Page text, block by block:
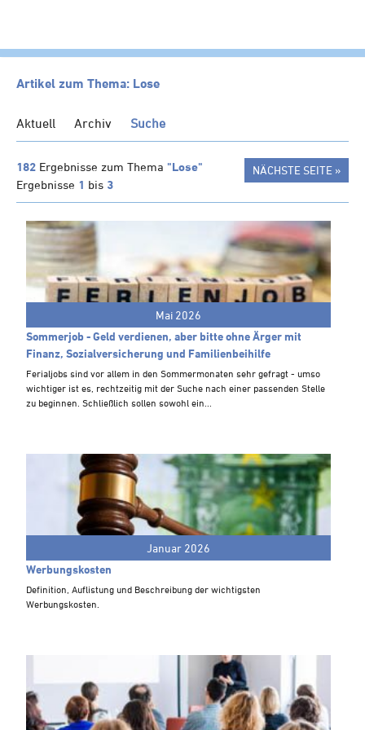
LEISTUNGEN
SERVICE
Ärzte-Info
Gastronomie-Info
Vermieter-Info
Landwirte-Info
Steuern A-Z
Artikel zum Thema: Lose
Aktuell Archiv Suche
182 Ergebnisse zum Thema "Lose"
Ergebnisse 1 bis 3
NÄCHSTE SEITE »
Mai 2026
Sommerjob - Geld verdienen, aber bitte ohne Ärger mit
Finanz, Sozialversicherung und Familienbeihilfe
Ferialjobs sind vor allem in den Sommermonaten sehr gefragt - umso
wichtiger ist es, rechtzeitig mit der Suche nach einer passenden Stelle
zu beginnen. Schließlich sollen sowohl ein...
Januar 2026
Werbungskosten
Definition, Auflistung und Beschreibung der wichtigsten
Werbungskosten.